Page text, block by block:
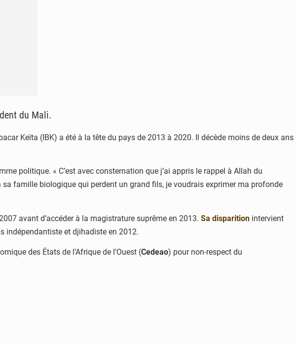
du Mali.
Keïta (IBK) a été à la tête du pays de 2013 à 2020. Il décède moins de deux ans
politique. « C’est avec consternation que j’ai appris le rappel à Allah du
sa famille biologique qui perdent un grand fils, je voudrais exprimer ma profonde
avant d’accéder à la magistrature suprême en 2013. Sa disparition intervient
indépendantiste et djihadiste en 2012.
des États de l’Afrique de l’Ouest (Cedeao) pour non-respect du